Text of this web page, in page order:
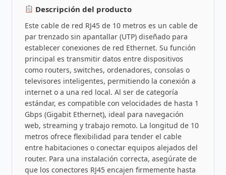
Descripción del producto
Este cable de red RJ45 de 10 metros es un cable de
par trenzado sin apantallar (UTP) diseñado para
establecer conexiones de red Ethernet. Su función
principal es transmitir datos entre dispositivos
como routers, switches, ordenadores, consolas o
televisores inteligentes, permitiendo la conexión a
internet o a una red local. Al ser de categoría
estándar, es compatible con velocidades de hasta 1
Gbps (Gigabit Ethernet), ideal para navegación
web, streaming y trabajo remoto. La longitud de 10
metros ofrece flexibilidad para tender el cable
entre habitaciones o conectar equipos alejados del
router. Para una instalación correcta, asegúrate de
que los conectores RJ45 encajen firmemente hasta